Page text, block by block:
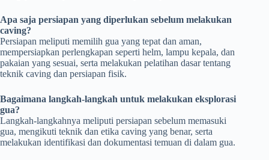
Apa saja persiapan yang diperlukan sebelum melakukan
caving?
Persiapan meliputi memilih gua yang tepat dan aman,
mempersiapkan perlengkapan seperti helm, lampu kepala, dan
pakaian yang sesuai, serta melakukan pelatihan dasar tentang
teknik caving dan persiapan fisik.
Bagaimana langkah-langkah untuk melakukan eksplorasi
gua?
Langkah-langkahnya meliputi persiapan sebelum memasuki
gua, mengikuti teknik dan etika caving yang benar, serta
melakukan identifikasi dan dokumentasi temuan di dalam gua.